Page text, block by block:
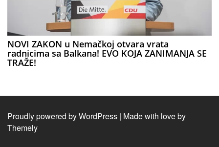
NOVI ZAKON u Nemačkoj otvara vrata
radnicima sa Balkana! EVO KOJA ZANIMANJA SE
TRAŽE!
Proudly powered by WordPress | Made with love by
Themely